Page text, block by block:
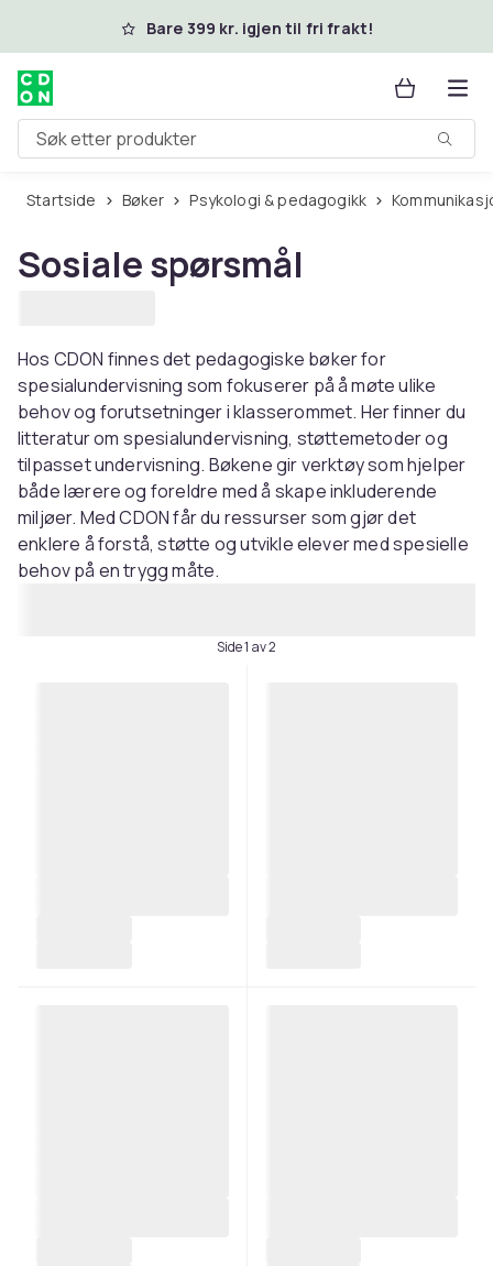
Hopp til hovedinnholdBare 399 kr. igjen til fri frakt!
Søk etter produkter
Startside Bøker Psykologi & pedagogikk
Sosiale spørsmål
Hos CDON finnes det pedagogiske bøker for
spesialundervisning som fokuserer på å møte ulike
behov og forutsetninger i klasserommet. Her finner du
litteratur om spesialundervisning, støttemetoder og
tilpasset undervisning. Bøkene gir verktøy som hjelper
både lærere og foreldre med å skape inkluderende
miljøer. Med CDON får du ressurser som gjør det
enklere å forstå, støtte og utvikle elever med spesielle
behov på en trygg måte.
Side 1 av 2